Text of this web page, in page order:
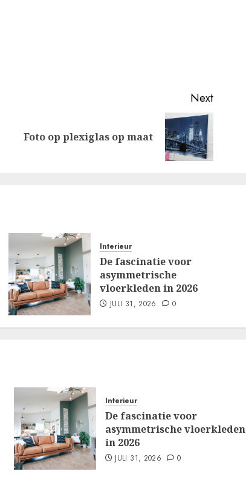
Previous
Next
NextFoto op plexiglas op maat
Interieur
De fascinatie voor
asymmetrische
vloerkleden in 2026
JULI 31, 2026 0
Interieur
De fascinatie voor
asymmetrische vloerkleden
in 2026
JULI 31, 2026 0